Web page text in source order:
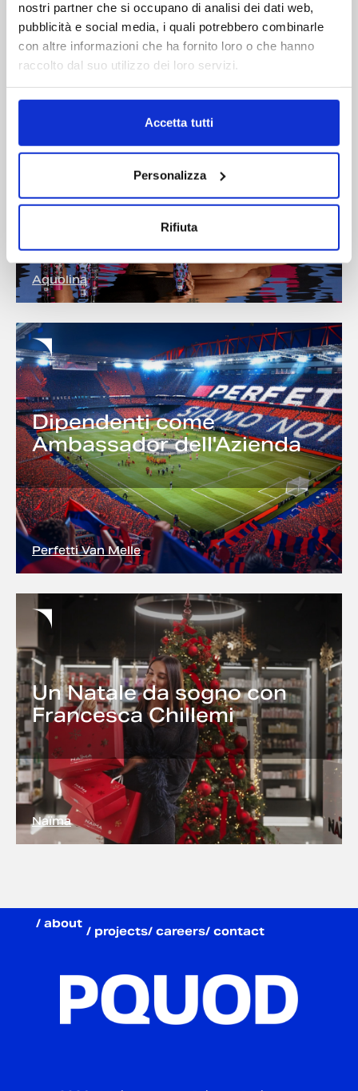
nostri partner che si occupano di analisi dei dati web,
pubblicità e social media, i quali potrebbero combinarle
con altre informazioni che ha fornito loro o che hanno
raccolto dal suo utilizzo dei loro servizi.
Accetta tutti
Personalizza
Rifiuta
Pink Sugar
Elettra Lamborghini
Capsule Collection
Aquolina
Dipendenti come
Ambassador dell'Azienda
Perfetti Van Melle
Un Natale da sogno con
Francesca Chillemi
Naïma
/ about
/ projects/ careers/ contact